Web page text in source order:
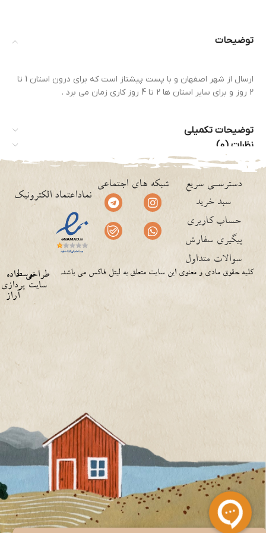
توضیحات
ارسال از شهر اصفهان و با پست پیشتاز است که برای درون استان 1 تا
2 روز و برای سایر استان ها 2 تا 4 روز کاری زمان می برد .
توضیحات تکمیلی
نظرات (0)
دسترسـی سریع
سبد خرید
حساب کاربری
پیگیری سفارش
سوالات متداول
شبکه های اجتماعی
نماداعتماد الکترونیک
داده
پردازی
آراز
توسططراحی
سایت
کلیه حقوق مادی و معنوی این سایت متعلق به لیتل فاکس می باشد.